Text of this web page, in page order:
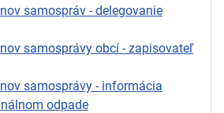
samospráv - delegovanie
samosprávy obcí - zapisovateľ
samosprávy - informácia
odpade